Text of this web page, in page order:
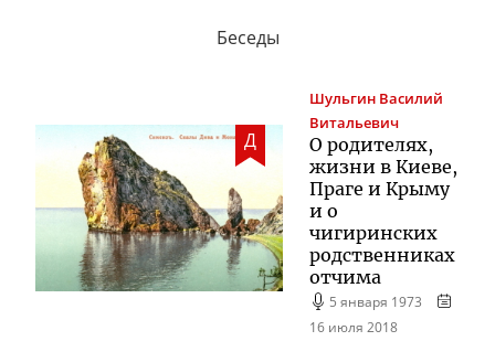
Беседы
Д
Шульгин Василий
Витальевич
О родителях,
жизни в Киеве,
Праге и Крыму
и о
чигиринских
родственниках
отчима
5 января 1973
16 июля 2018